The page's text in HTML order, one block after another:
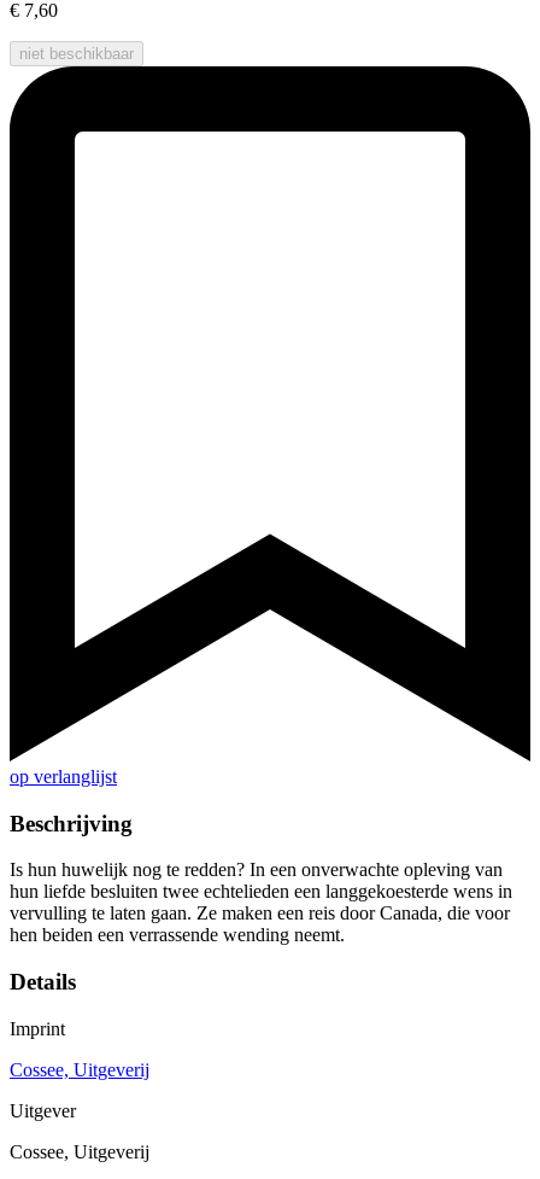
€ 7,60
niet beschikbaar
op verlanglijst
Beschrijving
Is hun huwelijk nog te redden? In een onverwachte opleving van
hun liefde besluiten twee echtelieden een langgekoesterde wens in
vervulling te laten gaan. Ze maken een reis door Canada, die voor
hen beiden een verrassende wending neemt.
Details
Imprint
Cossee, Uitgeverij
Uitgever
Cossee, Uitgeverij